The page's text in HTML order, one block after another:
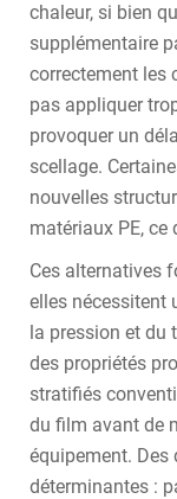
chaleur, si bien
supplémentaire
correctement les
pas appliquer
provoquer un
scellage.
nouvelles
matériaux PE,
Ces alternatives
elles nécessitent
la pression et du
des propriétés
stratifiés
du film avant de
équipement.
déterminantes :